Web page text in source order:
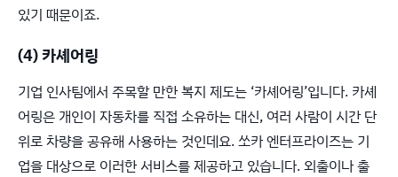
있기 때문이죠.
(4) 카셰어링
기업 인사팀에서 주목할 만한 복지 제도는 ‘카셰어링’입니다. 카셰
어링은 개인이 자동차를 직접 소유하는 대신, 여러 사람이 시간 단
위로 차량을 공유해 사용하는 것인데요. 쏘카 엔터프라이즈는 기
업을 대상으로 이러한 서비스를 제공하고 있습니다. 외출이나 출